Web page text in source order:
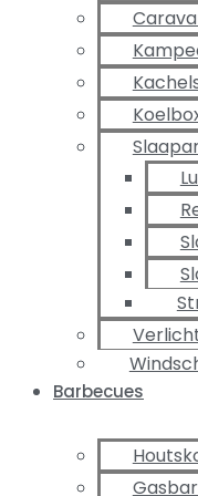
Barbecues